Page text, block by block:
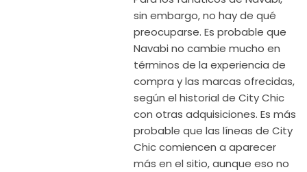
sin embargo, no hay de qué
preocuparse. Es probable que
Navabi no cambie mucho en
términos de la experiencia de
compra y las marcas ofrecidas,
según el historial de City Chic
con otras adquisiciones. Es más
probable que las líneas de City
Chic comiencen a aparecer
más en el sitio, aunque eso no